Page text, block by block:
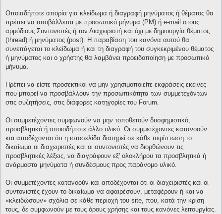
Οποιαδήποτε απορία για κλείδωμα ή διαγραφή μηνύματος ή θέματος θα
πρέπει να υποβάλλεται με προσωπικό μήνυμα (PM) ή e-mail στους
αρμόδιους Συντονιστές ή τον Διαχειριστή και όχι με δημιουργία θέματος
(thread) ή μηνύματος (post). Η παραβίαση του κανόνα αυτού θα
συνεπάγεται το κλείδωμα ή και τη διαγραφή του συγκεκριμένου θέματος
ή μηνύματος και ο χρήστης θα λαμβάνει προειδοποίηση με προσωπικό
μήνυμα.
Πρέπει να είστε προσεκτικοί να μην χρησιμοποιείτε εκφράσεις εκείνες
που μπορεί να προσβάλλουν την προσωπικότητα των συμμετεχόντων
στις συζητήσεις, στις διάφορες κατηγορίες του Forum.
Οι συμμετέχοντες συμφωνούν να μην τοποθετούν δυσφημιστικό,
προσβλητικό ή οποιοδήποτε άλλο υλικό. Οι συμμετέχοντες κατανοούν
και αποδέχονται ότι η ιστοσελίδα διατηρεί σε κάθε περίπτωση το
δικαίωμα οι διαχειριστές και οι συντονιστές να διορθώνουν τις
προσβλητικές λέξεις, να διαγράφουν εξ' ολοκλήρου τα προσβλητικά ή
ανάρμοστα μηνύματα ή συνδέσμους προς παράνομο υλικό.
Οι συμμετέχοντες κατανοούν και αποδέχονται ότι οι διαχειριστές και οι
συντονιστές έχουν το δικαίωμα να αφαιρέσουν, μεταφέρουν ή και να
«κλειδώσουν» σχόλια σε κάθε περιοχή του site, που, κατά την κρίση
τους, δε συμφωνούν με τους όρους χρήσης και τους κανόνες λειτουργίας.